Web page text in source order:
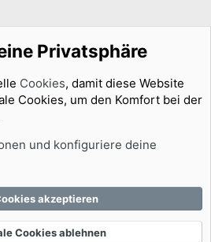
S
® © 2010-2026 XenForo Ltd.|This product
or certified by TMDB
Privatsphäre
Cookies, damit diese Website
Cookies, um den Komfort bei der
und konfiguriere deine
akzeptieren
Cookies ablehnen